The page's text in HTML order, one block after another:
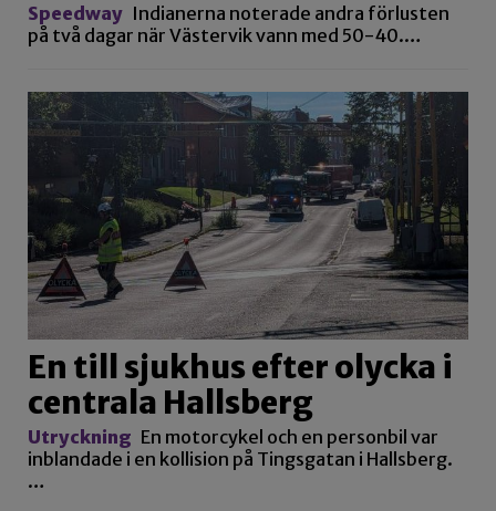
Speedway Indianerna noterade andra förlusten
på två dagar när Västervik vann med 50-40.…
En till sjukhus efter olycka i
centrala Hallsberg
Utryckning En motorcykel och en personbil var
inblandade i en kollision på Tingsgatan i Hallsberg.
…